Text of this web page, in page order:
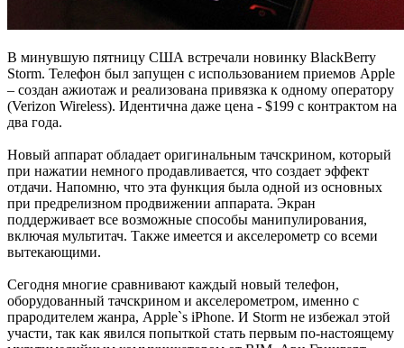
В минувшую пятницу США встречали новинку BlackBerry
Storm. Телефон был запущен с использованием приемов Apple
– создан ажиотаж и реализована привязка к одному оператору
(Verizon Wireless). Идентична даже цена - $199 с контрактом на
два года.
Новый аппарат обладает оригинальным тачскрином, который
при нажатии немного продавливается, что создает эффект
отдачи. Напомню, что эта функция была одной из основных
при предрелизном продвижении аппарата. Экран
поддерживает все возможные способы манипулирования,
включая мультитач. Также имеется и акселерометр со всеми
вытекающими.
Сегодня многие сравнивают каждый новый телефон,
оборудованный тачскрином и акселерометром, именно с
прародителем жанра, Apple`s iPhone. И Storm не избежал этой
участи, так как явился попыткой стать первым по-настоящему